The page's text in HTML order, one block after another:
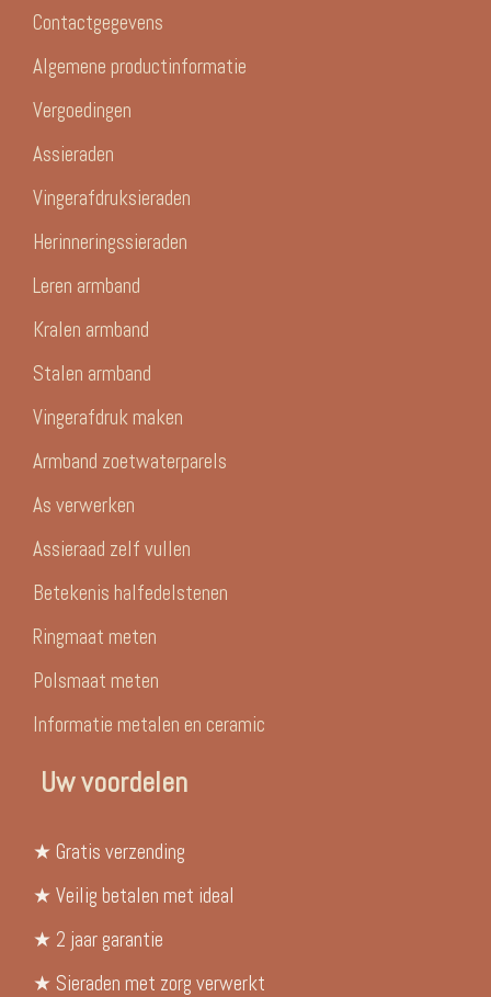
Contactgegevens
Algemene productinformatie
Vergoedingen
Assieraden
Vingerafdruksieraden
Herinneringssieraden
Leren armband
Kralen armband
Stalen armband
Vingerafdruk maken
Armband zoetwaterparels
As verwerken
Assieraad zelf vullen
Betekenis halfedelstenen
Ringmaat meten
Polsmaat meten
Informatie metalen en ceramic
Uw voordelen
★ Gratis verzending
★ Veilig betalen met ideal
★ 2 jaar garantie
★ Sieraden met zorg verwerkt